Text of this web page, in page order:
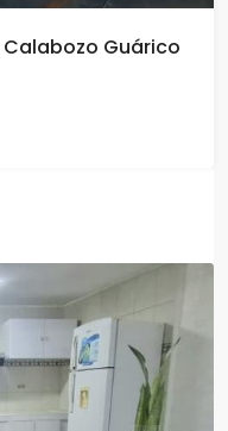
Guárico